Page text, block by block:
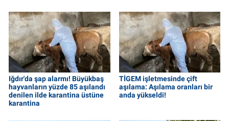
Iğdır'da şap alarmı! Büyükbaş
hayvanların yüzde 85 aşılandı
denilen ilde karantina üstüne
karantina
TİGEM işletmesinde çift
aşılama: Aşılama oranları bir
anda yükseldi!